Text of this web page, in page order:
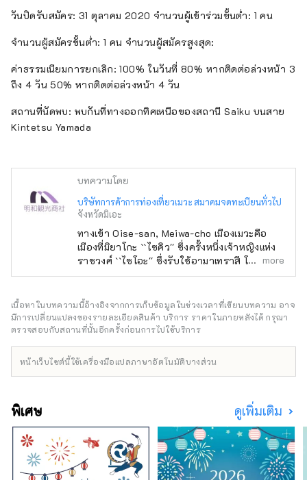
วันปิดรับสมัคร: 31 ตุลาคม 2020 จำนวนผู้เข้าร่วมขั้นต่ำ: 1 คน
จำนวนผู้สมัครขั้นต่ำ: 1 คน จำนวนผู้สมัครสูงสุด:
ค่าธรรมเนียมการยกเลิก: 100% ในวันที่ 80% หากติดต่อล่วงหน้า 3
ถึง 4 วัน 50% หากติดต่อล่วงหน้า 4 วัน
สถานที่นัดพบ: พบกันที่ทางออกทิศเหนือของสถานี Saiku บนสาย
Kintetsu Yamada
บทความโดย
บริษัทการค้าการท่องเที่ยวเมวะ สมาคมจดทะเบียนทั่วไป
จังหวัดมิเอะ
ทางเข้า Oise-san, Meiwa-cho เมืองเมวะคือ
เมืองที่มิยาโกะ ``ไซคิว'' ซึ่งครั้งหนึ่งเจ้าหญิงแห่ง
ราชวงศ์ ``ไซโอะ'' ซึ่งรับใช้อามาเทราสึ โอมิคามิ
ณ ศาลเจ้าใหญ่อิเสะแทนจักรพรรดิเคยอาศัยอยู่
more
เนื้อหาในบทความนี้อ้างอิงจากการเก็บข้อมูลในช่วงเวลาที่เขียนบทความ อาจ
มีการเปลี่ยนแปลงของรายละเอียดสินค้า บริการ ราคาในภายหลังได้ กรุณา
ตรวจสอบกับสถานที่นั้นอีกครั้งก่อนการไปใช้บริการ
หน้าเว็บไซต์นี้ใช้เครื่องมือแปลภาษาอัตโนมัติบางส่วน
พิเศษ ดูเพิ่มเติม